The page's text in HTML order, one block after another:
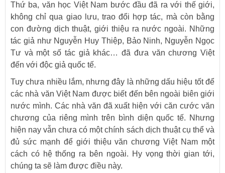
Thứ ba, văn học Việt Nam bước đầu đã ra với thế giới,
không chỉ qua giao lưu, trao đổi hợp tác, mà còn bằng
con đường dịch thuật, giới thiệu ra nước ngoài. Những
tác giả như Nguyễn Huy Thiệp, Bảo Ninh, Nguyễn Ngọc
Tư và một số tác giả khác… đã đưa văn chương Việt
đến với độc giả quốc tế.
Tuy chưa nhiều lắm, nhưng đây là những dấu hiệu tốt để
các nhà văn Việt Nam được biết đến bên ngoài biên giới
nước mình. Các nhà văn đã xuất hiện với căn cước văn
chương của riêng mình trên bình diện quốc tế. Nhưng
hiện nay vẫn chưa có một chính sách dịch thuật cụ thể và
đủ sức mạnh để giới thiệu văn chương Việt Nam một
cách có hệ thống ra bên ngoài. Hy vọng thời gian tới,
chúng ta sẽ làm được điều này.